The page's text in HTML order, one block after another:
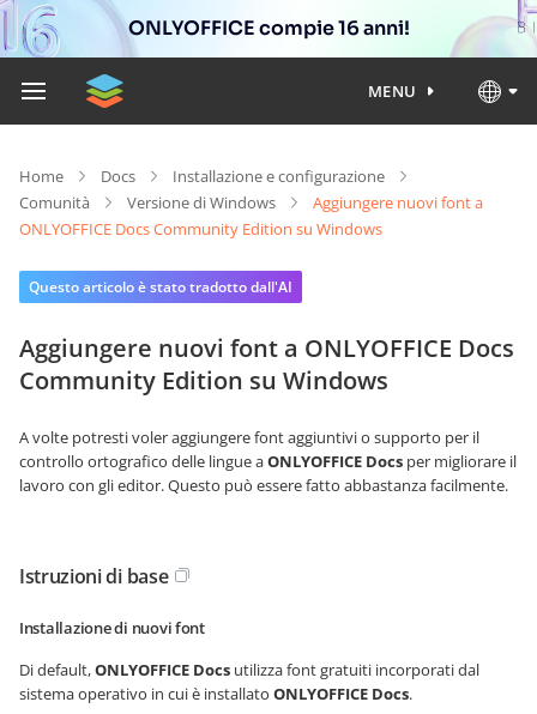
ONLYOFFICE compie 16 anni!
MENU
Home Docs
Installazione e configurazione
Comunità
Versione di Windows
Aggiungere nuovi font a
ONLYOFFICE Docs Community Edition su Windows
Questo articolo è stato tradotto dall'AI
Aggiungere nuovi font a ONLYOFFICE Docs
Community Edition su Windows
A volte potresti voler aggiungere font aggiuntivi o supporto per il
controllo ortografico delle lingue aONLYOFFICE Docs per migliorare il
lavoro con gli editor. Questo può essere fatto abbastanza facilmente.
Istruzioni di base
Installazione di nuovi font
Di default,ONLYOFFICE Docs utilizza font gratuiti incorporati dal
sistema operativo in cui è installato ONLYOFFICE Docs.